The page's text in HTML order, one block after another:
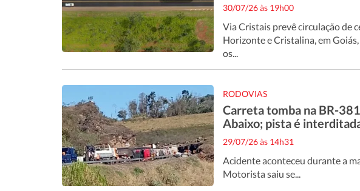
30/07/26 às 19h00
Via Cristais prevê circulação de
Horizonte e Cristalina, em
os...
RODOVIAS
Carreta tomba na BR-
Abaixo; pista é
29/07/26 às 14h31
Acidente aconteceu durante a
Motorista saiu se...